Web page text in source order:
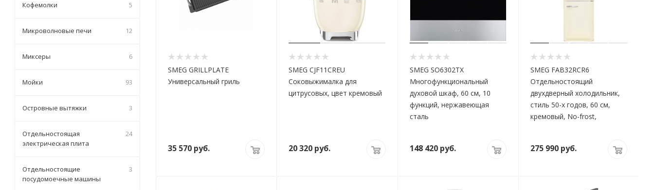
SMEG GRILLPLATE
Универсальный гриль
35 570 руб.
SMEG CJF11CREU
Соковыжималка для
цитрусовых, цвет кремовый
20 320 руб.
SMEG SO6302TX
Многофункциональный
духовой шкаф, 60 см, 10
функций, нержавеющая
сталь
148 420руб.
SMEG FAB32RCR6
Отдельностоящий
двухдверный холодильник,
стиль 50-х годов, 60 см,
кремовый, No-frost,
275 990руб.
Кофемолки 5
Микроволновые печи 12
Миксеры 6
Мойки 93
Островные вытяжки 3
Отдельностоящая
электрическая плита
24
Отдельностоящие
посудомоечные машины
3